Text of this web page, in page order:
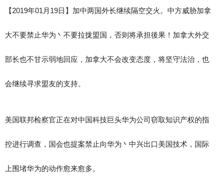
【2019年01月19日】加中两国外长继续隔空交火。中方威胁加拿
大不要禁止华为丶不要拉拢盟国，否则将承担後果！加拿大外交
部长也不甘示弱地回应，加拿大不会改变态度，将坚守法治，也
会继续寻求盟友的支持。
美国联邦检察官正在对中国科技巨头华为公司窃取知识产权的指
控进行调查，国会也提案禁止向华为丶中兴出口美国技术，国际
上围堵华为的动作愈来愈多。